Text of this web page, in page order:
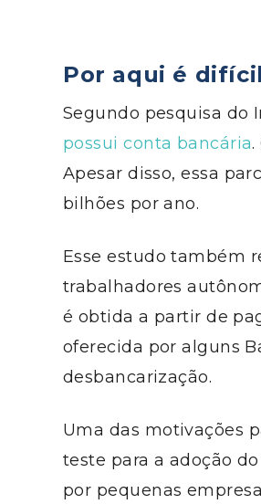
Por aqui é
Segundo pesquisa
possui conta bancária.
Apesar disso, essa
bilhões por ano.
Esse estudo também
trabalhadores
é obtida a partir de
oferecida por alguns
desbancarização.
Uma das motivações
teste para a adoção
por pequenas